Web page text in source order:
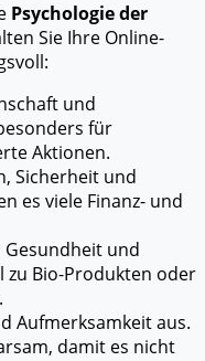
Psychologie der
Sie Ihre Online-
und
für
Aktionen.
Sicherheit und
es viele Finanz- und
und
zu Bio-Produkten oder
Aufmerksamkeit aus.
damit es nicht